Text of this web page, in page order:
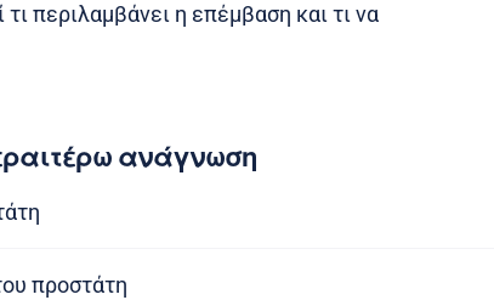
περιλαμβάνει η επέμβαση και τι να
ανάγνωση
προστάτη